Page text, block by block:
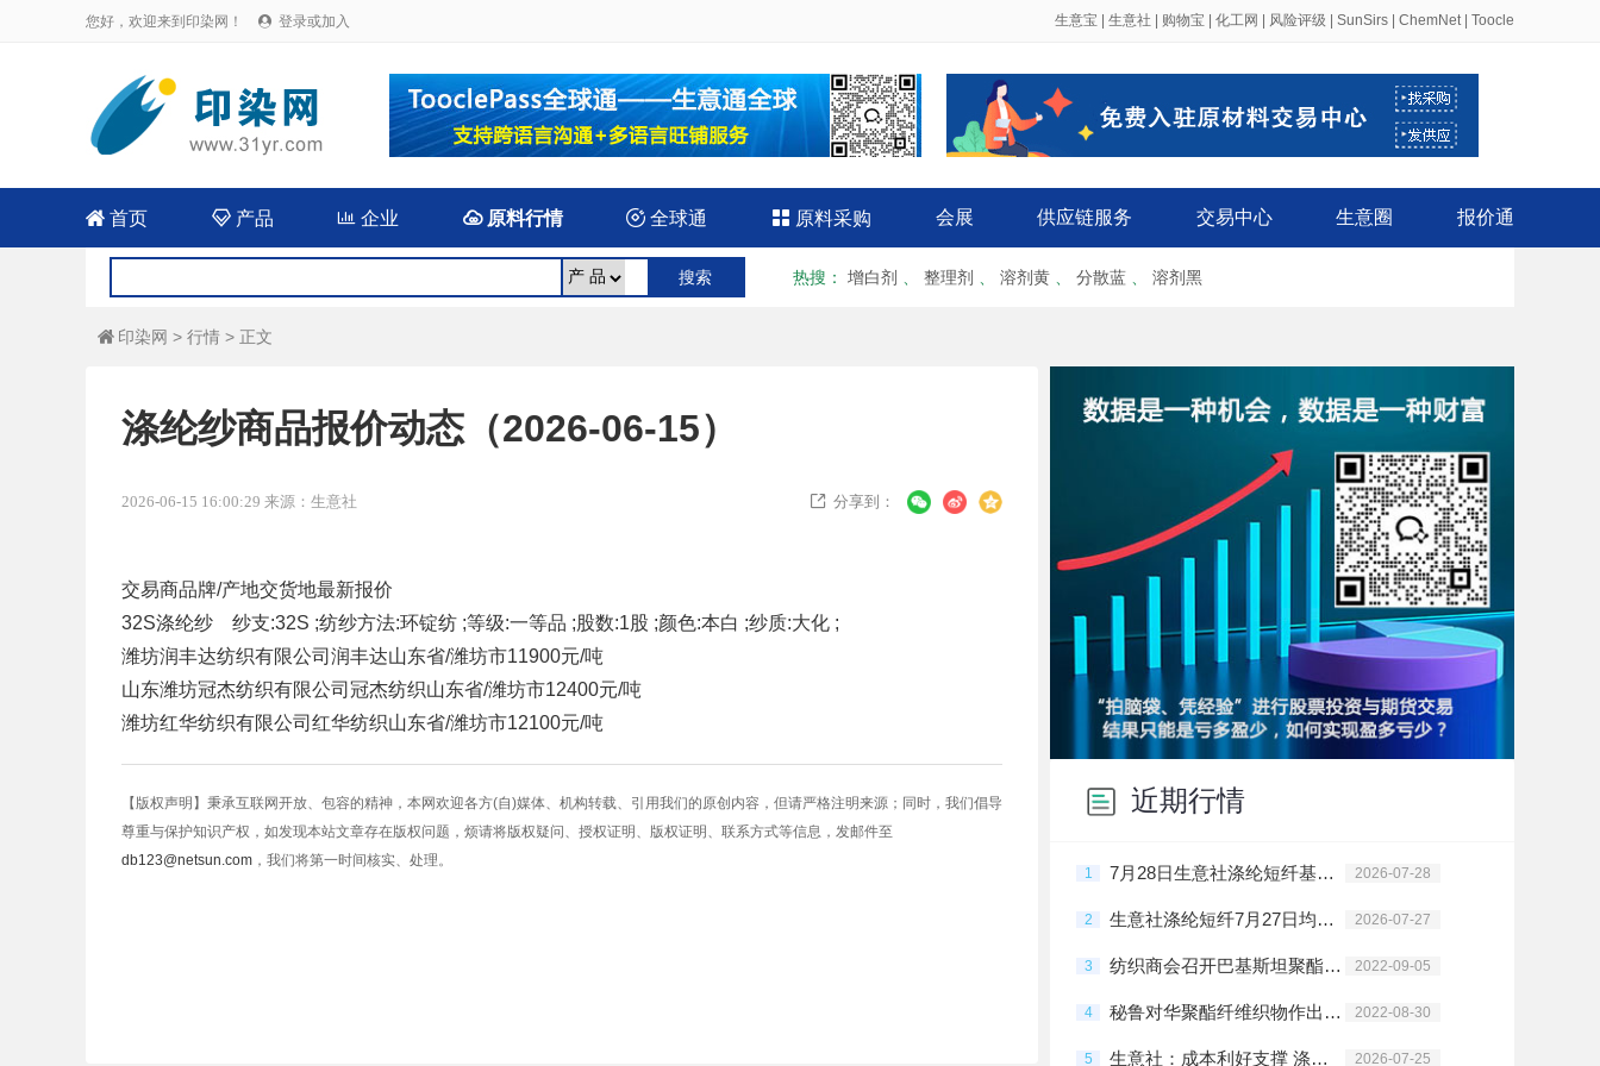
您好，欢迎来到印染网！  登录或加入 生意宝 生意社 购物宝 化工网 风险评级 SunSirs ChemNet| Toocle
 首页 产品  企业 原料行情  全球通  原料采购 会展 供应链服务 交易中心 生意圈 报价通
热搜 ： 增白剂 整理剂 溶剂黄 分散蓝 溶剂黑
 印染网 > 行情 > 正文
涤纶纱商品报价动态（2026-06-15）
2026-06-15 16:00:29 来源：生意社  分享到：
交易商品牌/产地交货地最新报价
32S涤纶纱 纱支:32S ;纺纱方法:环锭纺 ;等级:一等品 ;股数:1股 ;颜色:本白 ;纱质:大化 ;
潍坊润丰达纺织有限公司 润丰达山东省/潍坊市11900元/吨
山东潍坊冠杰纺织有限公司 冠杰纺织山东省/潍坊市12400元/吨
潍坊红华纺织有限公司 红华纺织山东省/潍坊市12100元/吨
【版权声明】秉承互联网开放、包容的精神，本网欢迎各方(自)媒体、机构转载、引用我们的原创内容，但请严格注明来源；同时，我们倡导
尊重与保护知识产权，如发现本站文章存在版权问题，烦请将版权疑问、授权证明、版权证明、联系方式等信息，发邮件至
db123@netsun.com ，我们将第一时间核实、处理。
近期行情
1 7月28日生意社涤纶短纤基准价为7532.75元/吨 2026-07-28
2 生意社涤纶短纤7月27日均差为93.34元/吨 由正向扩大转为缩小 2026-07-27
3 纺织商会召开巴基斯坦聚酯长丝纱线反倾销日落复审应诉协调会 2022-09-05
4 秘鲁对华聚酯纤维织物作出反倾销肯定性初裁 2022-08-30
5 生意社：成本利好支撑 涤纶短纤价格维持上行 2026-07-25